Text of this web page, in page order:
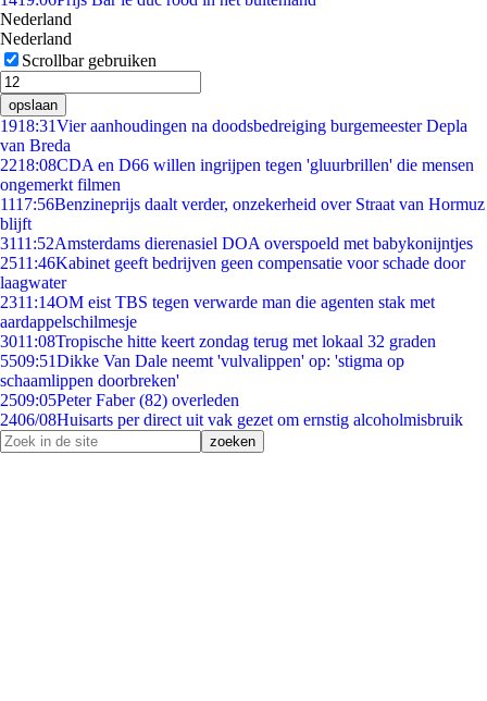
Nederland
Nederland
Scrollbar gebruiken
opslaan
1918:31Vier aanhoudingen na doodsbedreiging burgemeester Depla
van Breda
2218:08CDA en D66 willen ingrijpen tegen 'gluurbrillen' die mensen
ongemerkt filmen
1117:56Benzineprijs daalt verder, onzekerheid over Straat van Hormuz
blijft
3111:52Amsterdams dierenasiel DOA overspoeld met babykonijntjes
2511:46Kabinet geeft bedrijven geen compensatie voor schade door
laagwater
2311:14OM eist TBS tegen verwarde man die agenten stak met
aardappelschilmesje
3011:08Tropische hitte keert zondag terug met lokaal 32 graden
5509:51Dikke Van Dale neemt 'vulvalippen' op: 'stigma op
schaamlippen doorbreken'
2509:05Peter Faber (82) overleden
2406/08Huisarts per direct uit vak gezet om ernstig alcoholmisbruik